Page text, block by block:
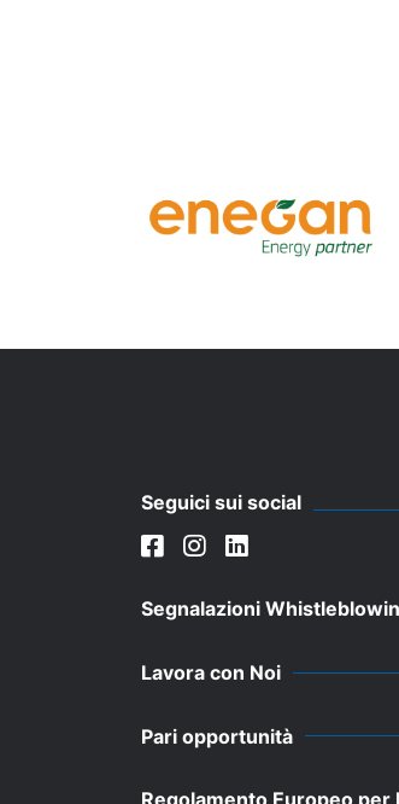
Seguici sui social
Segnalazioni
Lavora con Noi
Pari opportunità